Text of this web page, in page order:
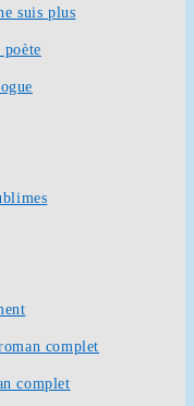
suis plus
complet
complet